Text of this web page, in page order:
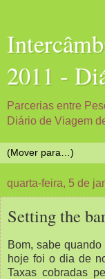
2011 -
Parcerias entre
Diário de Viagem
quarta-feira, 5 de
Setting the
Bom, sabe
hoje foi o dia de
Taxas cobradas